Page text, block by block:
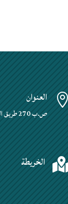
 العنوان
ص.ب 270 طريق الصومعة البليدة
الخريطة